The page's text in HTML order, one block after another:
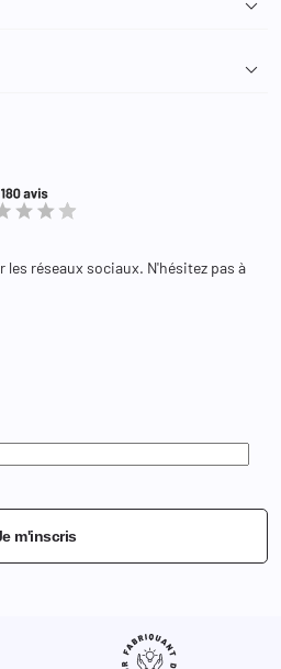


les réseaux sociaux. N'hésitez pas à
m'inscris